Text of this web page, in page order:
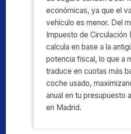
económicas, ya que el
vehículo es menor. Del
Impuesto de Circulación
calcula en base a la
potencia fiscal, lo que a
traduce en cuotas más
coche usado,
anual en tu presupuesto
en Madrid.